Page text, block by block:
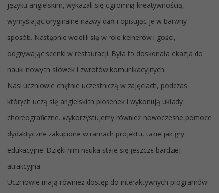
języku angielskim, wykazali się ogromną kreatywnością,
wymyślając oryginalne nazwy dań i opisując je w barwny
sposób. Następnie wcielili się w role kelnerów i gości,
odgrywając scenki w restauracji. Była to doskonała okazja do
nauki nowych słówek i zwrotów komunikacyjnych.
Nasi uczniowie chętnie uczestniczą w zajęciach, podczas
których uczą się angielskich piosenek i wykonują układy
choreograficzne. Wykorzystujemy również nowoczesne pomoce
dydaktyczne zakupione w ramach projektu, takie jak gry
edukacyjne. Dzięki nim nauka staje się jeszcze bardziej
atrakcyjna.
Uczniowie mają również dostęp do interaktywnych programów